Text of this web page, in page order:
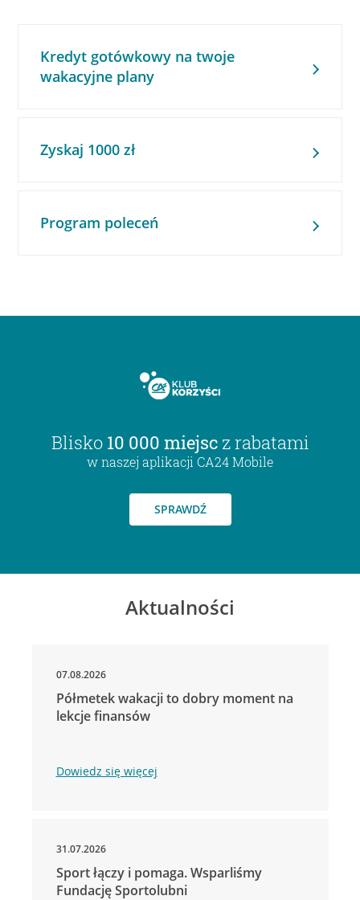
Kredyt gotówkowy na twoje
wakacyjne plany
Zyskaj 1000 zł
Program poleceń
Blisko 10 000 miejsc z rabatami
w naszej aplikacji CA24 Mobile
SPRAWDŹ
Aktualności
07.08.2026
Półmetek wakacji to dobry moment na
lekcje finansów
Dowiedz się więcej
31.07.2026
Sport łączy i pomaga. Wsparliśmy
Fundację Sportolubni